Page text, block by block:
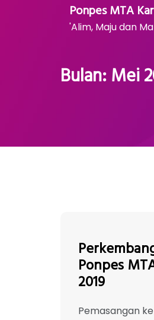
Ponpes MTA
'Alim, Maju dan
Bulan:Mei
Ponpes
2019
Pemasangan